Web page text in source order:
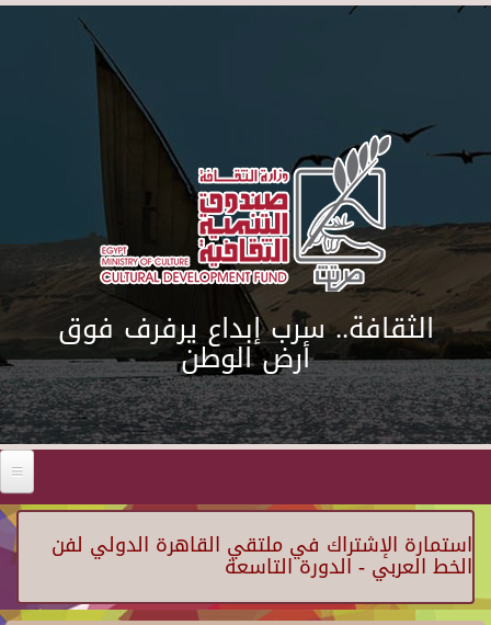
Skip to main content
الثقافة.. سرب إبداع يرفرف فوق
أرض الوطن
استمارة الإشتراك في ملتقي القاهرة الدولي لفن
الخط العربي - الدورة التاسعة